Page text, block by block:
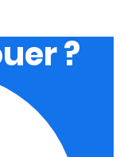
?